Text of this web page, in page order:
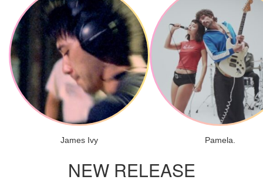
James Ivy Pamela.
NEW RELEASE